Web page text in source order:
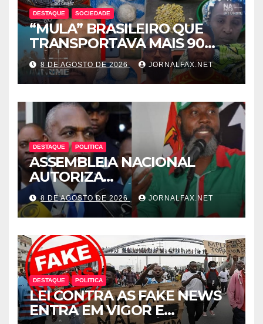
DESTAQUE SOCIEDADE
“MULA” BRASILEIRO QUE
TRANSPORTAVA MAIS 90
CÁPSULAS DE COCAÍNA
MORRE NO HOTEL EM
LUANDA
8 DE AGOSTO DE 2026 JORNALFAX.NET
DESTAQUE POLITICA
ASSEMBLEIA NACIONAL
AUTORIZA
INTERROGATÓRIO DE
ADRIANO SAPINALA NO
CASO “CAIXA TÉRMICA” E
CHIVUKUVUKU
8 DE AGOSTO DE 2026 JORNALFAX.NET
DESTAQUE POLITICA
LEI CONTRA AS FAKE NEWS
ENTRA EM VIGOR E